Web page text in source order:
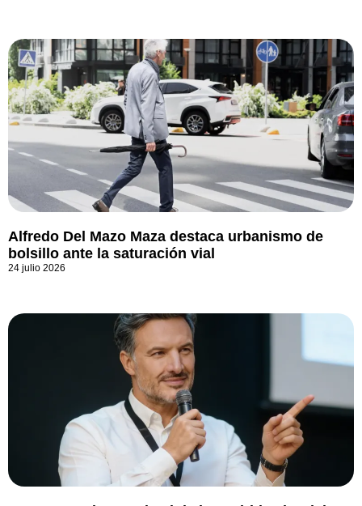
Alfredo Del Mazo Maza destaca urbanismo de
bolsillo ante la saturación vial
24 julio 2026